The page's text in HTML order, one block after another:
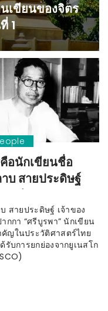
เขียนของจิตร
1
อนักเขียนชื่อ
บ สายประดิษฐ์
“ศรีบูรพา”
สายประดิษฐ์ เจ้าของ
กกา “ศรีบูรพา” นักเขียน
ญในประวัติศาสตร์ไทย
รับการยกย่องจากยูเนสโก